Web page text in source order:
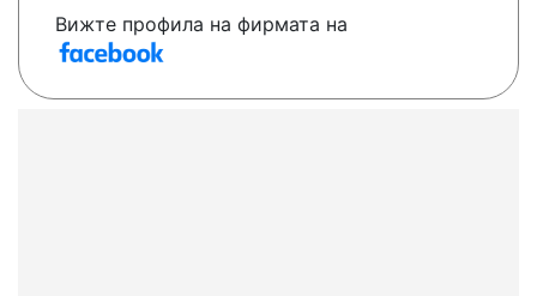
Вижте профила на фирмата на